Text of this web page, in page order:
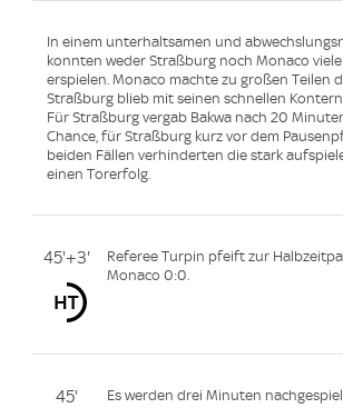
In einem unterhaltsamen und
konnten weder Straßburg noch Monaco viele
erspielen. Monaco machte zu großen Teilen
Straßburg blieb mit seinen schnellen
Für Straßburg vergab Bakwa nach 20
Chance, für Straßburg kurz vor dem
beiden Fällen verhinderten die stark
einen Torerfolg.
45'+3'
Referee Turpin pfeift zur
Monaco 0:0.
45' Es werden drei Minuten